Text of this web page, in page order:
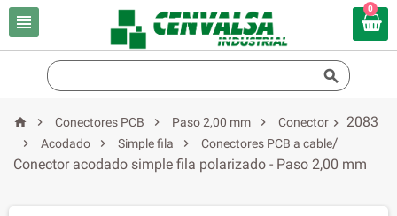

0

  Conectores PCB  Paso 2,00 mm 
Conector

Acodado  Simple fila  Conectores PCB a cable
 2083
/
Conector acodado simple fila polarizado - Paso 2,00 mm